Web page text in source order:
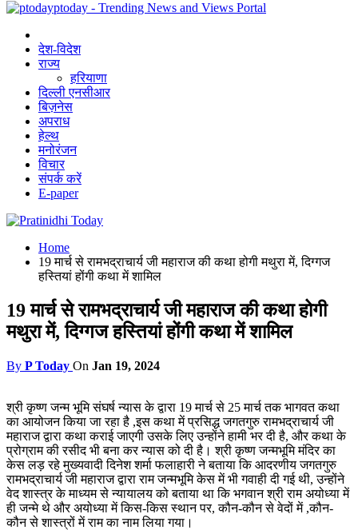
ptoday - Trending News and Views Portal
देश-विदेश
राज्य
हरियाणा
दिल्ली एनसीआर
बिज़नेस
अपराध
हेल्थ
मनोरंजन
विचार
संपर्क करें
E-paper
Home
19 मार्च से रामभद्राचार्य जी महाराज की कथा होगी मथुरा में, दिग्गज
हस्तियां होंगी कथा में शामिल
19 मार्च से रामभद्राचार्य जी महाराज की कथा होगी
मथुरा में, दिग्गज हस्तियां होंगी कथा में शामिल
By P Today On Jan 19, 2024
श्री कृष्ण जन्म भूमि संघर्ष न्यास के द्वारा 19 मार्च से 25 मार्च तक भागवत कथा
का आयोजन किया जा रहा है ,इस कथा में प्रसिद्ध जगतगुरु रामभद्राचार्य जी
महाराज द्वारा कथा कराई जाएगी उसके लिए उन्होंने हामी भर दी है, और कथा के
प्रोग्राम की रसीद भी बना कर न्यास को दी है। श्री कृष्ण जन्मभूमि मंदिर का
केस लड़ रहे मुख्यवादी दिनेश शर्मा फलाहारी ने बताया कि आदरणीय जगतगुरु
रामभद्राचार्य जी महाराज द्वारा राम जन्मभूमि केस में भी गवाही दी गई थी, उन्होंने
वेद शास्त्र के माध्यम से न्यायालय को बताया था कि भगवान श्री राम अयोध्या में
ही जन्मे थे और अयोध्या में किस-किस स्थान पर, कौन-कौन से वेदों में ,कौन-
कौन से शास्त्रों में राम का नाम लिया गया।